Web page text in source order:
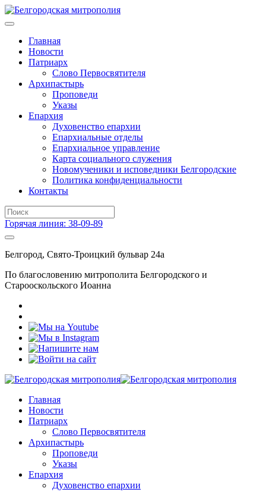
Главная
Новости
Патриарх
Слово Первосвятителя
Архипастырь
Проповеди
Указы
Епархия
Духовенство епархии
Епархиальные отделы
Епархиальное управление
Карта социального служения
Новомученики и исповедники Белгородские
Политика конфиденциальности
Контакты
Горячая линия: 38-09-89
Белгород, Свято-Троицкий бульвар 24а
По благословению митрополита Белгородского и
Старооскольского Иоанна
Главная
Новости
Патриарх
Слово Первосвятителя
Архипастырь
Проповеди
Указы
Епархия
Духовенство епархии